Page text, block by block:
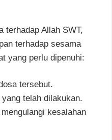
terhadap Allah SWT,
terhadap sesama
yang perlu dipenuhi:
tersebut.
telah dilakukan.
kesalahan